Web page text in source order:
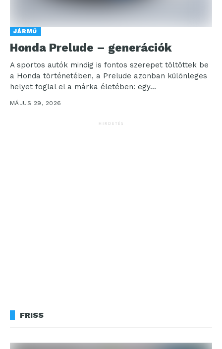
JÁRMŰ
Honda Prelude – generációk
A sportos autók mindig is fontos szerepet töltöttek be
a Honda történetében, a Prelude azonban különleges
helyet foglal el a márka életében: egy...
MÁJUS 29, 2026
HIRDETÉS
FRISS